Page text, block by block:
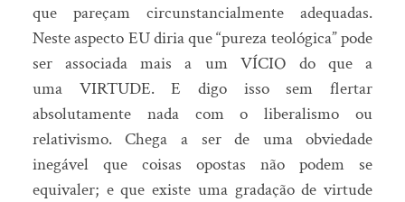
que pareçam circunstancialmente adequadas.
Neste aspecto EU diria que “pureza teológica” pode
ser associada mais a um VÍCIO do que a
uma VIRTUDE. E digo isso sem flertar
absolutamente nada com o liberalismo ou
relativismo. Chega a ser de uma obviedade
inegável que coisas opostas não podem se
equivaler; e que existe uma gradação de virtude